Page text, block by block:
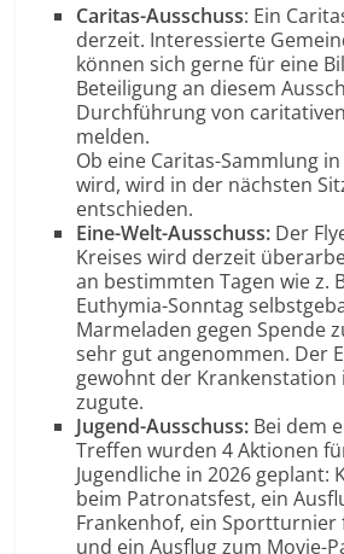
Caritas-Ausschuss: Ein
derzeit. Interessierte
können sich gerne für eine
Beteiligung an diesem
Durchführung von
melden.
Ob eine Caritas-Sammlung
wird, wird in der nächsten
entschieden.
Eine-Welt-Ausschuss: Der
Kreises wird derzeit
an bestimmten Tagen wie z.
Euthymia-Sonntag
Marmeladen gegen Spende
sehr gut angenommen. Der
gewohnt der Krankenstation
zugute.
Jugend-Ausschuss: Bei dem
Treffen wurden 4 Aktionen
Jugendliche in 2026 geplant:
beim Patronatsfest, ein
Frankenhof, ein Sportturnier
und ein Ausflug zum Movie-